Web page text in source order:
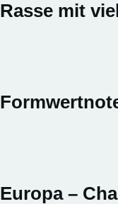
Rasse mit
Europa –